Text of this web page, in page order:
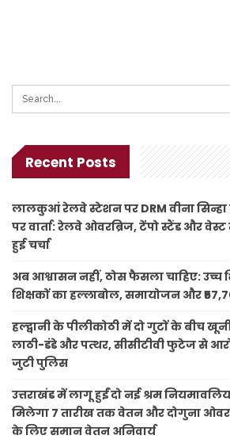
Recent Posts
लालकुआं रेलवे स्टेशन पर DRM वीना
पर वार्ता: रेलवे ओवरब्रिज, टेंपो स्टैंड और
हुई चर्चा
अब आश्वासन नहीं, ठोस फैसला चाहिए: उच्च
शिक्षकों का हल्लाबोल, समायोजन और
हल्द्वानी के पीलीकोठी में दो गुटों के बीच
लाठी-डंडे और पत्थर, सीसीटीवी फुटेज से
जुटी पुलिस
उत्तराखंड में लागू हुईं दो नई श्रम
मिलेगा 7 तारीख तक वेतन और दोगुना
के लिए समान वेतन अनिवार्य